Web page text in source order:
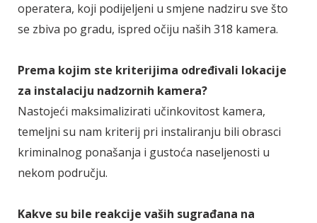
operatera, koji podijeljeni u smjene nadziru sve što
se zbiva po gradu, ispred očiju naših 318 kamera.
Prema kojim ste kriterijima određivali lokacije
za instalaciju nadzornih kamera?
Nastojeći maksimalizirati učinkovitost kamera,
temeljni su nam kriterij pri instaliranju bili obrasci
kriminalnog ponašanja i gustoća naseljenosti u
nekom području.
Kakve su bile reakcije vaših sugrađana na